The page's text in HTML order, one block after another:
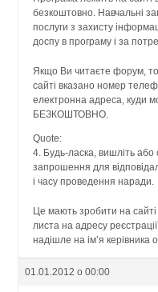
безкоштовно. Навчальні
послуги з захисту
доспу в програму і за
Якщо Ви читаєте форум, то
сайті вказано номер
електронна адреса, куди
БЕЗКОШТОВНО.
Quote:
4. Будь-ласка, вишліть або
запрошення для
і часу проведення наради.
Це мають зробити на
листа на адресу
надішле на ім’я керівника
01.01.2012 о 00:00